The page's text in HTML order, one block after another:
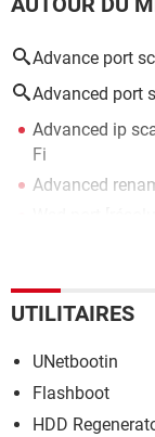
Advance port
Advanced port
Advanced ip
Fi
Advanced
Scanner un qr
UTILITAIRES
UNetbootin
Flashboot
HDD